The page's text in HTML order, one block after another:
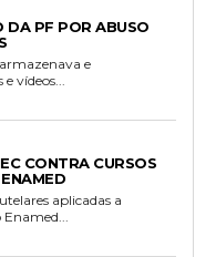
DA PF POR ABUSO
e
vídeos...
CONTRA CURSOS
aplicadas a